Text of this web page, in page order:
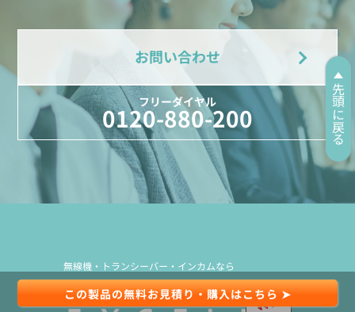
この製品の無料お見積り・購入はこちら ➤
お問い合わせ
フリーダイヤル
0120-880-200 先頭に戻る
無線機・トランシーバー・インカムなら